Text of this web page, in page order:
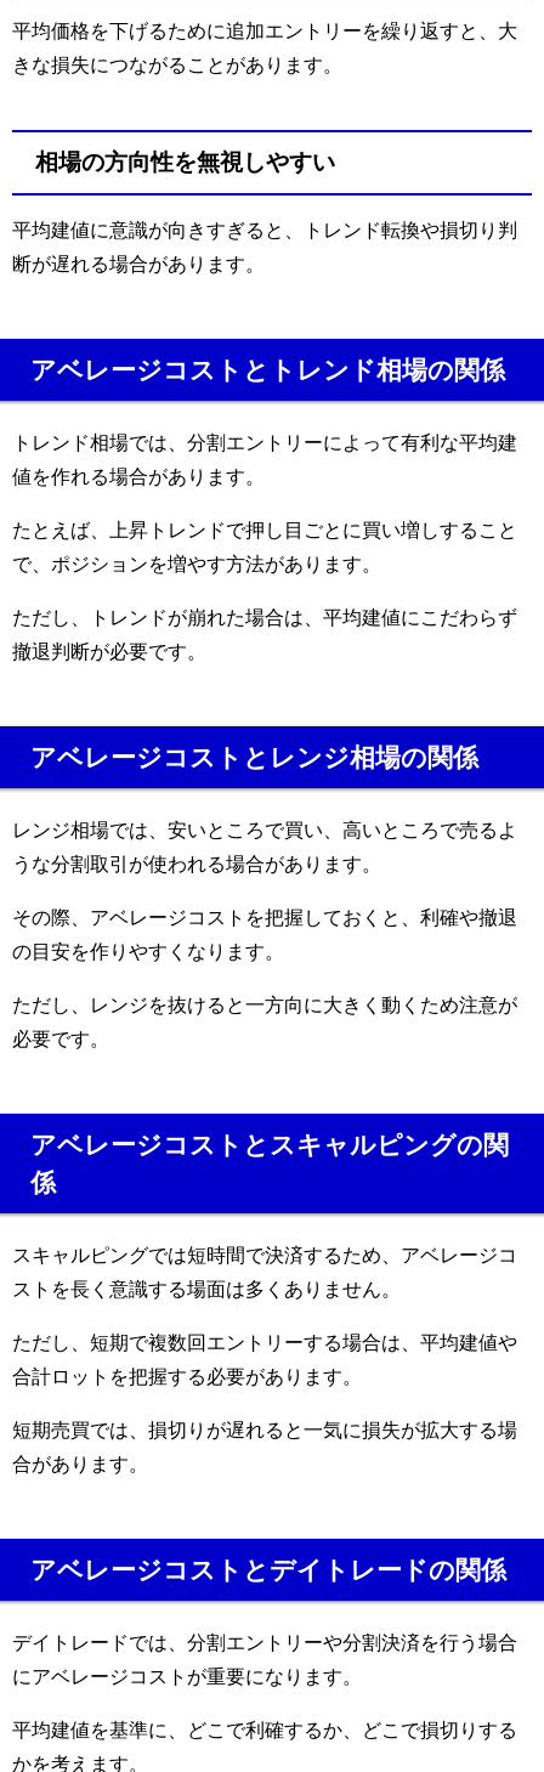
平均価格を下げるために追加エントリーを繰り返すと、大
きな損失につながることがあります。
相場の方向性を無視しやすい
平均建値に意識が向きすぎると、トレンド転換や損切り判
断が遅れる場合があります。
アベレージコストとトレンド相場の関係
トレンド相場では、分割エントリーによって有利な平均建
値を作れる場合があります。
たとえば、上昇トレンドで押し目ごとに買い増しすること
で、ポジションを増やす方法があります。
ただし、トレンドが崩れた場合は、平均建値にこだわらず
撤退判断が必要です。
アベレージコストとレンジ相場の関係
レンジ相場では、安いところで買い、高いところで売るよ
うな分割取引が使われる場合があります。
その際、アベレージコストを把握しておくと、利確や撤退
の目安を作りやすくなります。
ただし、レンジを抜けると一方向に大きく動くため注意が
必要です。
アベレージコストとスキャルピングの関
係
スキャルピングでは短時間で決済するため、アベレージコ
ストを長く意識する場面は多くありません。
ただし、短期で複数回エントリーする場合は、平均建値や
合計ロットを把握する必要があります。
短期売買では、損切りが遅れると一気に損失が拡大する場
合があります。
アベレージコストとデイトレードの関係
デイトレードでは、分割エントリーや分割決済を行う場合
にアベレージコストが重要になります。
平均建値を基準に、どこで利確するか、どこで損切りする
かを考えます。